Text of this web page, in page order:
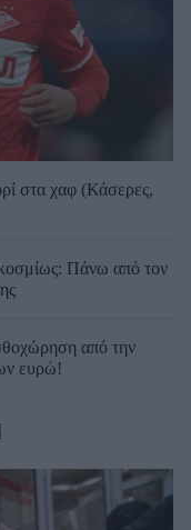
στα χαφ (Κάσερες,
Πάνω από τον
από την
ευρώ!